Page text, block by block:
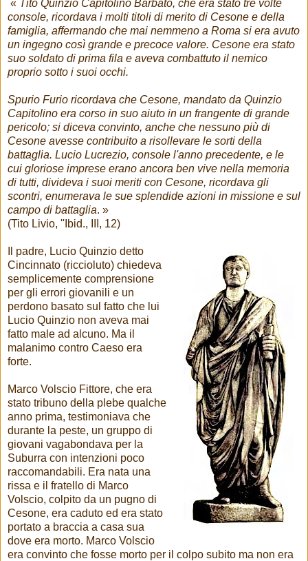
« Tito Quinzio Capitolino Barbato, che era stato tre volte
console, ricordava i molti titoli di merito di Cesone e della
famiglia, affermando che mai nemmeno a Roma si era avuto
un ingegno così grande e precoce valore. Cesone era stato
suo soldato di prima fila e aveva combattuto il nemico
proprio sotto i suoi occhi.
Spurio Furio ricordava che Cesone, mandato da Quinzio
Capitolino era corso in suo aiuto in un frangente di grande
pericolo; si diceva convinto, anche che nessuno più di
Cesone avesse contribuito a risollevare le sorti della
battaglia. Lucio Lucrezio, console l'anno precedente, e le
cui gloriose imprese erano ancora ben vive nella memoria
di tutti, divideva i suoi meriti con Cesone, ricordava gli
scontri, enumerava le sue splendide azioni in missione e sul
campo di battaglia. »
(Tito Livio, ''Ibid., III, 12)
Il padre, Lucio Quinzio detto
Cincinnato (riccioluto) chiedeva
semplicemente comprensione
per gli errori giovanili e un
perdono basato sul fatto che lui
Lucio Quinzio non aveva mai
fatto male ad alcuno. Ma il
malanimo contro Caeso era
forte.
Marco Volscio Fittore, che era
stato tribuno della plebe qualche
anno prima, testimoniava che
durante la peste, un gruppo di
giovani vagabondava per la
Suburra con intenzioni poco
raccomandabili. Era nata una
rissa e il fratello di Marco
Volscio, colpito da un pugno di
Cesone, era caduto ed era stato
portato a braccia a casa sua
dove era morto. Marco Volscio
era convinto che fosse morto per il colpo subito ma non era